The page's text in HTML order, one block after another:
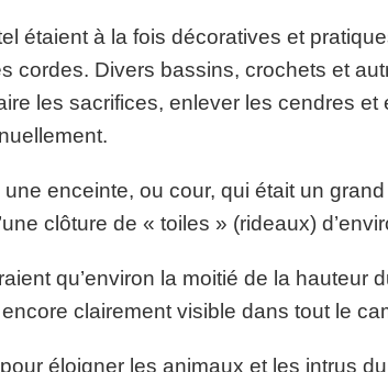
étaient à la fois décoratives et
cordes. Divers bassins, crochets et
les sacrifices, enlever les cendres et
enceinte, ou cour, qui était un
clôture de « toiles » (rideaux)
qu’environ la moitié de la hauteur
clairement visible dans tout le
éloigner les animaux et les intrus